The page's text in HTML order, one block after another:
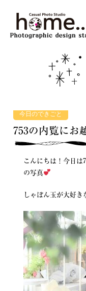
今日のできごと
753の内覧にお
こんにちは！今日は
の写真
しゃぼん玉が大好き